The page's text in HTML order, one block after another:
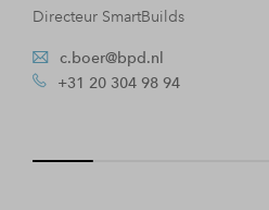
Directeur SmartBuilds
c.boer@bpd.nl
+31 20 304 98 94